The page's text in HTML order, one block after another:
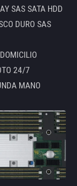
SAS SATA HDD
DURO SAS
24/7
MANO